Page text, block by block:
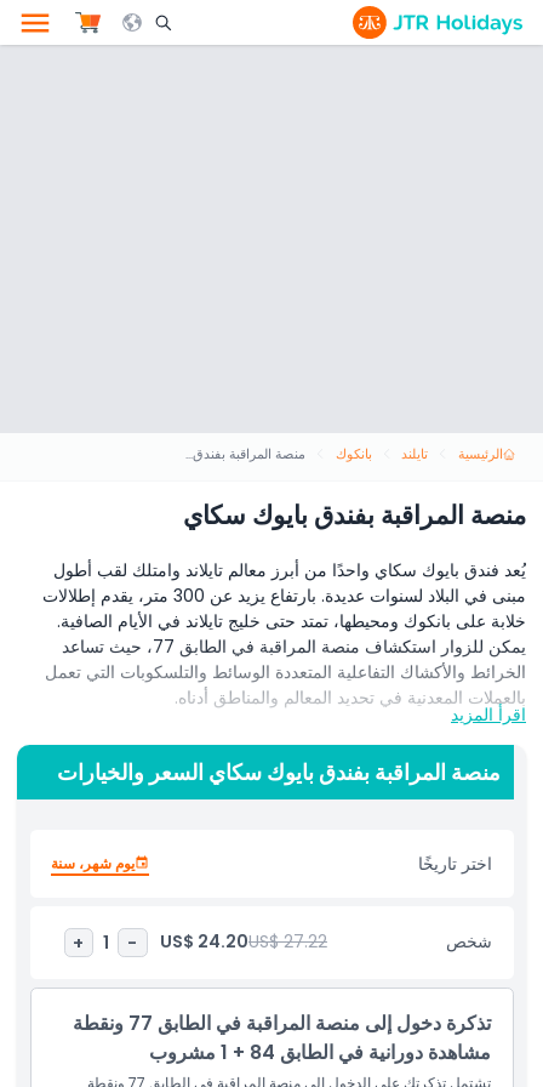
Search Opener Icon
الرئيسية تايلند بانكوك منصة المراقبة بفندق بايوك سكاي
منصة المراقبة بفندق بايوك سكاي
يُعد فندق بايوك سكاي واحدًا من أبرز معالم تايلاند وامتلك لقب أطول
مبنى في البلاد لسنوات عديدة. بارتفاع يزيد عن 300 متر، يقدم إطلالات
خلابة على بانكوك ومحيطها، تمتد حتى خليج تايلاند في الأيام الصافية.
يمكن للزوار استكشاف منصة المراقبة في الطابق 77، حيث تساعد
الخرائط والأكشاك التفاعلية المتعددة الوسائط والتلسكوبات التي تعمل
بالعملات المعدنية في تحديد المعالم والمناطق أدناه.
للحصول على تجربة أكثر روعة، توجه إلى النقطة الدوارة في الطابق 84.
هنا يمكنك الاستمتاع بإطلالة بانورامية بزاوية 360 درجة على المدينة
الصاخبة أدناه، نهارًا أو ليلًا. سواء كانت أضواء المدينة المتلألئة ليلًا أو الأفق
منظور جديد كليًا.
أبرز المعالم
المتضمنات
اقرأ المزيد
منصة المراقبة بفندق بايوك سكاي السعر والخيارات
اختر تاريخًا يوم شهر، سنة
شخص US$ 27.22
US$ 24.20
-
1
+
تذكرة دخول إلى منصة المراقبة في الطابق 77 ونقطة
مشاهدة دورانية في الطابق 84 + 1 مشروب
تشتمل تذكرتك على الدخول إلى منصة المراقبة في الطابق 77 ونقطة